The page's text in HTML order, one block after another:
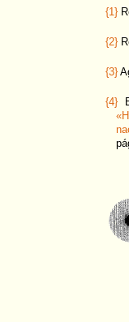
{1}
{2}
{3}
{4}